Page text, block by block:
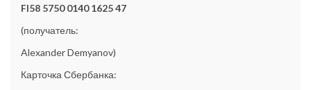
FI58 5750 0140 1625 47
(получатель:
Alexander Demyanov)
Карточка Сбербанка: